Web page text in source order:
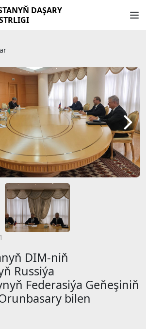
DAŞARY
DIM-niň
Russiýa
Federasiýa Geňeşiniň
bilen